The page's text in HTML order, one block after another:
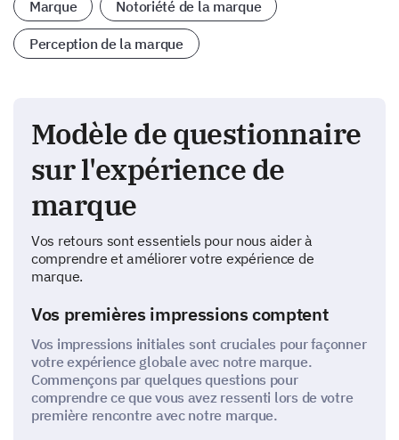
Marque Notoriété de la marque
Perception de la marque
Modèle de questionnaire
sur l'expérience de
marque
Vos retours sont essentiels pour nous aider à
comprendre et améliorer votre expérience de
marque.
Vos premières impressions comptent
Vos impressions initiales sont cruciales pour façonner
votre expérience globale avec notre marque.
Commençons par quelques questions pour
comprendre ce que vous avez ressenti lors de votre
première rencontre avec notre marque.